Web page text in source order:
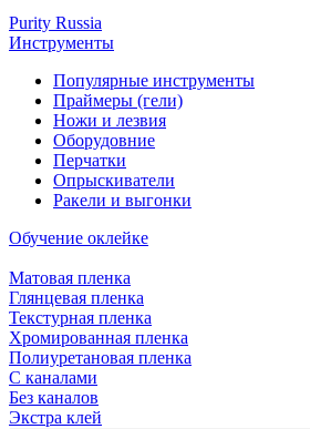
Purity Russia
Инструменты
Популярные инструменты
Праймеры (гели)
Ножи и лезвия
Оборудовние
Перчатки
Опрыскиватели
Ракели и выгонки
Обучение оклейке
Матовая пленка
Глянцевая пленка
Текстурная пленка
Хромированная пленка
Полиуретановая пленка
С каналами
Без каналов
Экстра клей